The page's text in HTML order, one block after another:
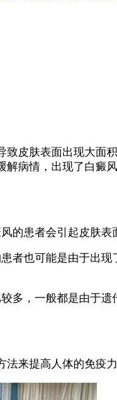
皮肤表面出现大
病情，出现了白
患者会引起皮肤
者也可能是由于出
多，一般都是由于
来提高人体的免疫